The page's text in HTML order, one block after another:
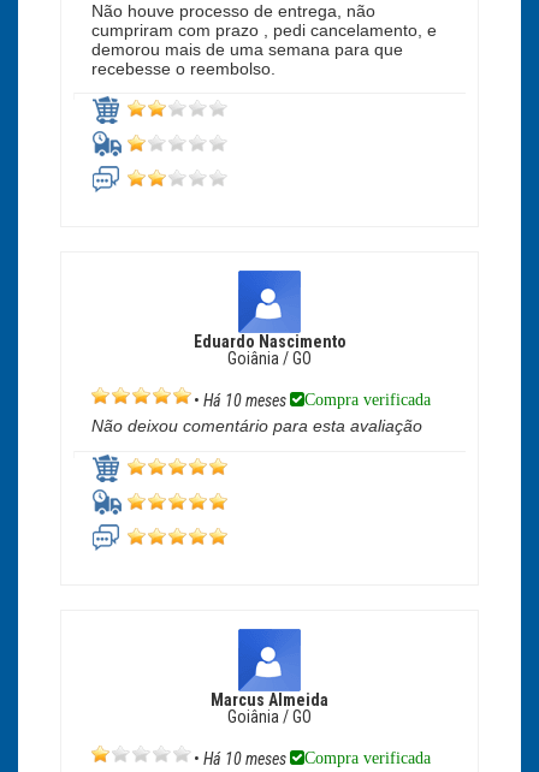
Não houve processo de entrega, não
cumpriram com prazo , pedi cancelamento, e
demorou mais de uma semana para que
recebesse o reembolso.
Eduardo Nascimento
Goiânia / GO
• Há 10 meses Compra verificada
Não deixou comentário para esta avaliação
Marcus Almeida
Goiânia / GO
• Há 10 meses Compra verificada